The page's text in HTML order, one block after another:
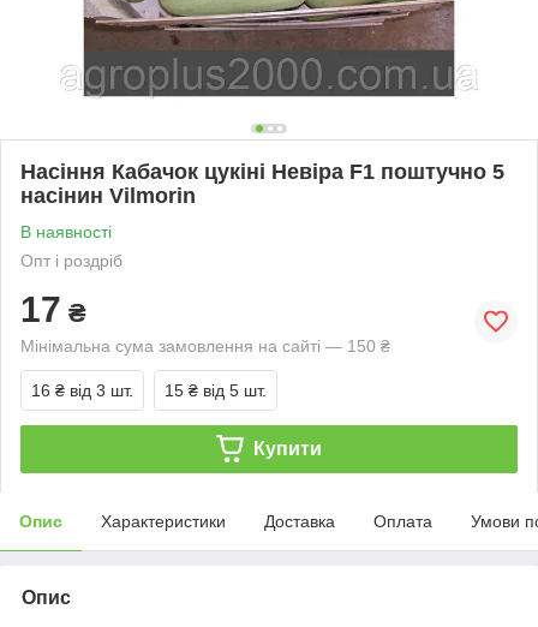
Насіння Кабачок цукіні Невіра F1 поштучно 5
насінин Vilmorin
В наявності
Опт і роздріб
17 ₴
Мінімальна сума замовлення на сайті — 150 ₴
16 ₴ від 3 шт. 15 ₴ від 5 шт.
Купити
Опис Характеристики Доставка Оплата Умови
Опис